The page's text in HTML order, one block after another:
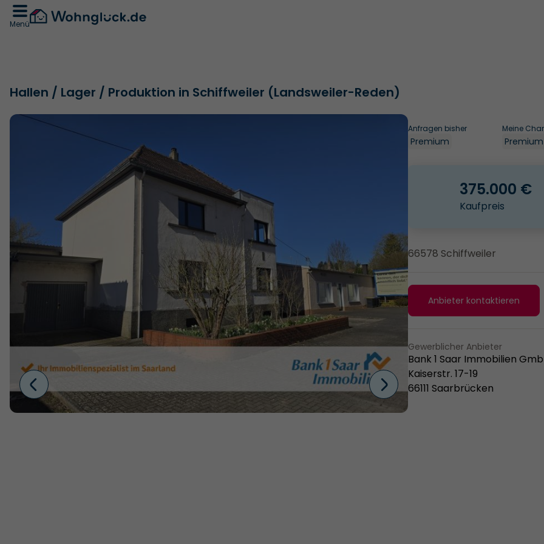
Menü
Hallen / Lager / Produktion in Schiffweiler (Landsweiler-Reden)
Anfragen bisher
Premium
Meine
Premium
375.000 €
Kaufpreis
66578 Schiffweiler
Anbieter kontaktieren
Gewerblicher Anbieter
Bank 1 Saar Immobilien
Kaiserstr. 17-19
66111 Saarbrücken